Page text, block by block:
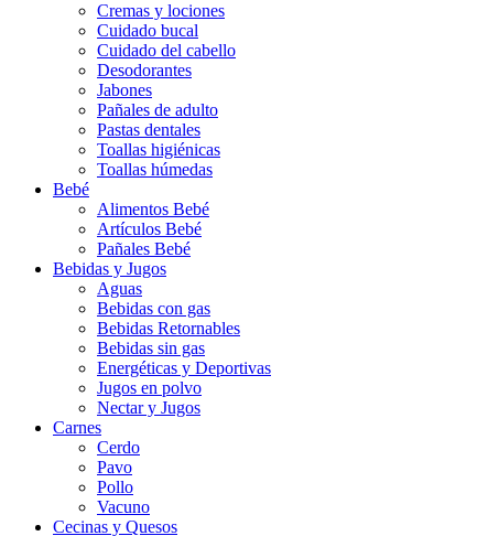
Cremas y lociones
Cuidado bucal
Cuidado del cabello
Desodorantes
Jabones
Pañales de adulto
Pastas dentales
Toallas higiénicas
Toallas húmedas
Bebé
Alimentos Bebé
Artículos Bebé
Pañales Bebé
Bebidas y Jugos
Aguas
Bebidas con gas
Bebidas Retornables
Bebidas sin gas
Energéticas y Deportivas
Jugos en polvo
Nectar y Jugos
Carnes
Cerdo
Pavo
Pollo
Vacuno
Cecinas y Quesos